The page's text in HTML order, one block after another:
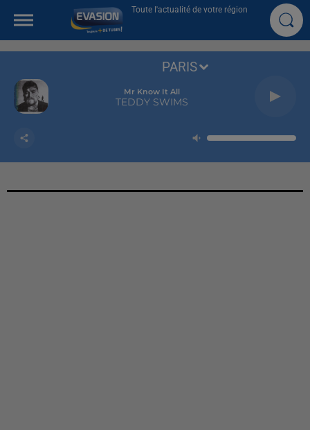
Toute l'actualité de votre région
Mr Know It All
TEDDY SWIMS
PARIS